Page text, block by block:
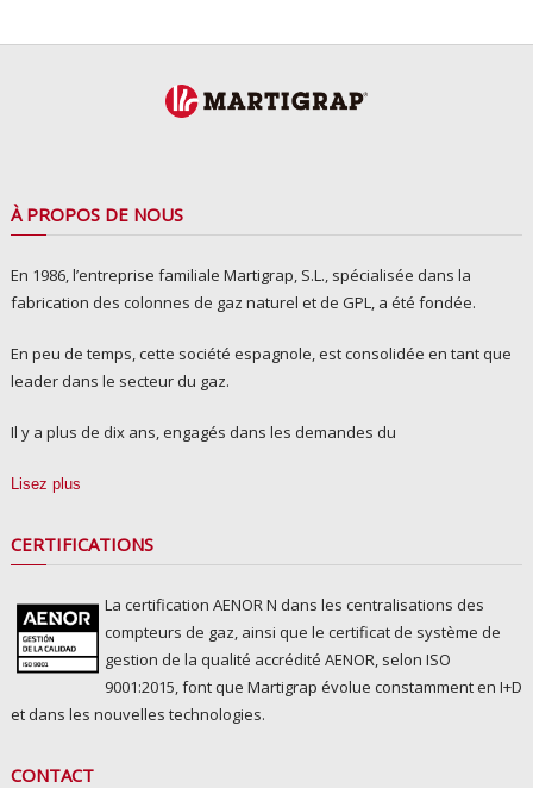
À PROPOS DE NOUS
En 1986, l’entreprise familiale Martigrap, S.L., spécialisée dans la
fabrication des colonnes de gaz naturel et de GPL, a été fondée.
En peu de temps, cette société espagnole, est consolidée en tant que
leader dans le secteur du gaz.
Il y a plus de dix ans, engagés dans les demandes du
Lisez plus
CERTIFICATIONS
La certification AENOR N dans les centralisations des
compteurs de gaz, ainsi que le certificat de système de
gestion de la qualité accrédité AENOR, selon ISO
9001:2015, font que Martigrap évolue constamment en I+D
et dans les nouvelles technologies.
CONTACT